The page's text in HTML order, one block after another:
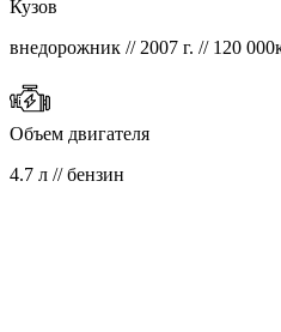
Кузов
внедорожник // 2007 г. // 120
Объем двигателя
4.7 л // бензин